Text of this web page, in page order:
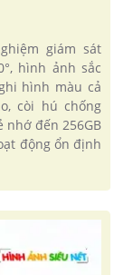
giám sát
hình ảnh sắc
hình màu cả
còi hú chống
nhớ đến 256GB
động ổn định